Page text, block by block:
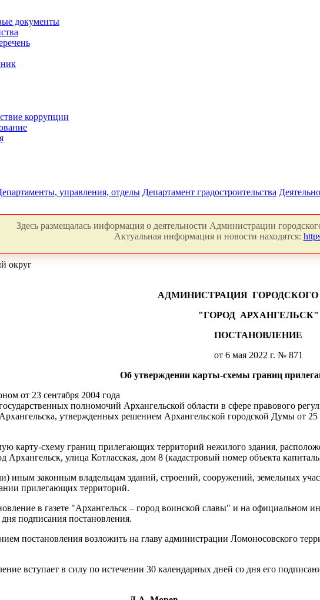
документы
коррупции
управления, отделы Департамент градостроительства
Здесь размещалась информация о деятельности Администрации
Актуальная информация и новости находятся:
округ
АДМИНИСТРАЦИЯ ГОРОДСКОГО
"ГОРОД АРХАНГЕЛЬСК"
ПОСТАНОВЛЕНИЕ
от 6 мая 2022 г. № 871
Об утверждении карты-схемы границ
от 23 сентября 2004 года
полномочий Архангельской области в сфере правового
утвержденных решением Архангельской городской Думы от
карту-схему границ прилегающих территорий нежилого здания,
Архангельск, улица Котласская, дом 8 (кадастровый номер объекта
иным законным владельцам зданий, строений, сооружений, земельных
прилегающих территорий.
в газете "Архангельск – город воинской славы" и на официальном
подписания постановления.
постановления возложить на главу администрации Ломоносовского
вступает в силу по истечении 30 календарных дней со дня его